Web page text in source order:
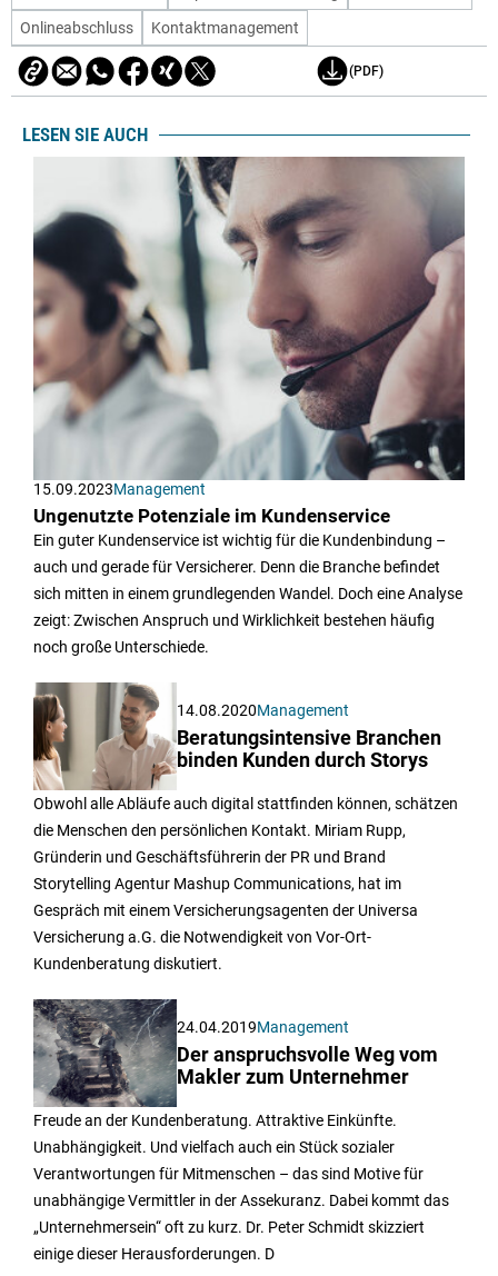
Onlineabschluss
Kontaktmanagement
(PDF)
LESEN SIE AUCH
15.09.2023Management
Ungenutzte Potenziale im Kundenservice
Ein guter Kundenservice ist wichtig für die Kundenbindung –
auch und gerade für Versicherer. Denn die Branche befindet
sich mitten in einem grundlegenden Wandel. Doch eine Analyse
zeigt: Zwischen Anspruch und Wirklichkeit bestehen häufig
noch große Unterschiede.
14.08.2020Management
Beratungsintensive Branchen
binden Kunden durch Storys
Obwohl alle Abläufe auch digital stattfinden können, schätzen
die Menschen den persönlichen Kontakt. Miriam Rupp,
Gründerin und Geschäftsführerin der PR und Brand
Storytelling Agentur Mashup Communications, hat im
Gespräch mit einem Versicherungsagenten der Universa
Versicherung a.G. die Notwendigkeit von Vor-Ort-
Kundenberatung diskutiert.
24.04.2019Management
Der anspruchsvolle Weg vom
Makler zum Unternehmer
Freude an der Kundenberatung. Attraktive Einkünfte.
Unabhängigkeit. Und vielfach auch ein Stück sozialer
Verantwortungen für Mitmenschen – das sind Motive für
unabhängige Vermittler in der Assekuranz. Dabei kommt das
„Unternehmersein“ oft zu kurz. Dr. Peter Schmidt skizziert
einige dieser Herausforderungen. D